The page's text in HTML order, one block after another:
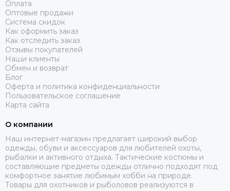
Оплата
Оптовые продажи
Система скидок
Как оформить заказ
Как отследить заказ
Отзывы покупателей
Наши клиенты
Обмен и возврат
Блог
Оферта и политика конфиденциальности
Пользовательское соглашение
Карта сайта
О компании
Наш интернет-магазин предлагает широкий выбор
одежды, обуви и аксессуаров для любителей охоты,
рыбалки и активного отдыха. Тактические костюмы и
составляющие предметы одежды отлично подходят под
комфортное занятие любимым хобби на природе.
Товары для охотников и рыболовов реализуются в